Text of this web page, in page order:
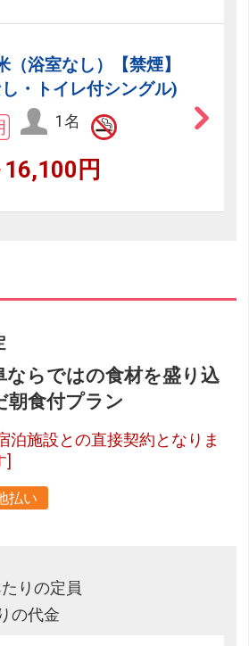
（浴室なし）【禁煙】
・トイレ付シングル)
1名
円
ならではの食材を盛り込
朝食付プラン
泊施設との直接契約となりま
]
払い
りの定員
の代金